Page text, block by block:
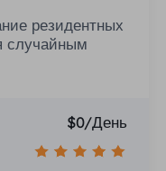
резидентных
случайным
$0/День